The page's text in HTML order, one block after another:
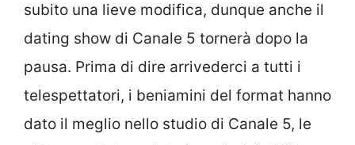
subito una lieve modifica, dunque anche il
dating show di Canale 5 tornerà dopo la
pausa. Prima di dire arrivederci a tutti i
telespettatori, i beniamini del format hanno
dato il meglio nello studio di Canale 5, le